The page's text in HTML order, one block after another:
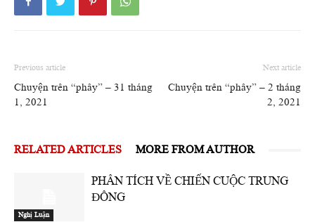
Previous article
Chuyện trên “phây” – 31 tháng
1, 2021
Next article
Chuyện trên “phây” – 2 tháng
2, 2021
RELATED ARTICLES MORE FROM AUTHOR
Nghị Luận
PHÂN TÍCH VỀ CHIẾN CUỘC TRUNG
ĐÔNG